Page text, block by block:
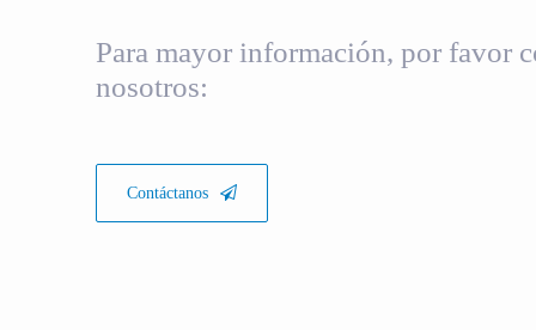
Para mayor información, por favor
nosotros:
Contáctanos